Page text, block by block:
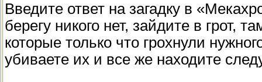
Введите ответ на загадку в
берегу никого нет, зайдите в грот,
которые только что грохнули
убиваете их и все же находите